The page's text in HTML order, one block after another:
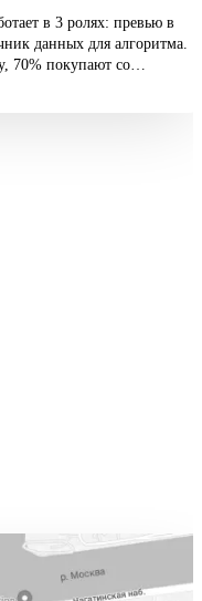
в 3 ролях: превью в
данных для алгоритма.
70% покупают со